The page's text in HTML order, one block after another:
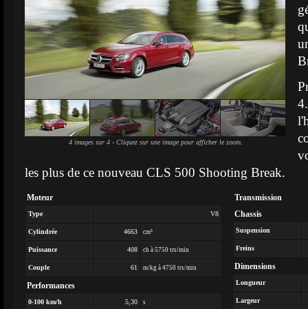
4 images sur 4 - Cliquez sur une image pour afficher le zoom.
les plus de ce nouveau CLS 500 Shooting Break.
Moteur
Type V8
Cylindrée 4663 cm³
Puissance 408 ch à 5750 trs/min
Couple 61 m/kg à 4750 trs/min
Performances
0-100 km/h 5,30 s
Transmission
Chassis
Suspension
Freins
Dimensions
Longueur
Largeur